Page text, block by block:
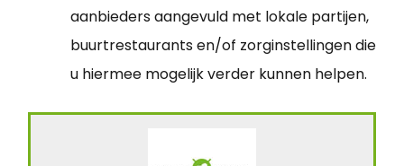
aanbieders aangevuld met lokale partijen,
buurtrestaurants en/of zorginstellingen die
u hiermee mogelijk verder kunnen helpen.